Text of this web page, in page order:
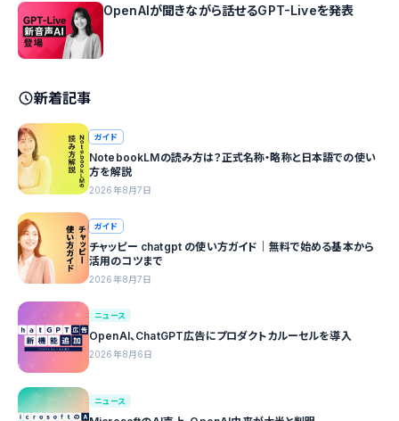
OpenAIが聞きながら話せるGPT-Liveを発表
新着記事
ガイド
NotebookLMの読み方は？正式名称・略称と日本語での使い
方を解説
2026年8月7日
ガイド
チャッピー chatgpt の使い方ガイド｜無料で始める基本から
活用のコツまで
2026年8月7日
ニュース
OpenAI、ChatGPT広告にプロダクトカルーセルを導入
2026年8月6日
ニュース